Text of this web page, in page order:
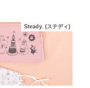
Steady. (ステディ)